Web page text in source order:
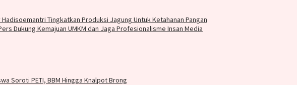
Tingkatkan Produksi Jagung Untuk Ketahanan Pangan
Dukung Kemajuan UMKM dan Jaga Profesionalisme Insan Media
Soroti PETI, BBM Hingga Knalpot Brong